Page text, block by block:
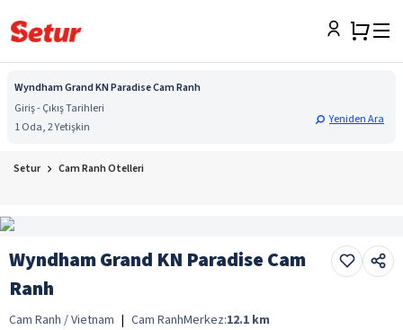
Wyndham Grand KN Paradise Cam Ranh
Giriş - Çıkış Tarihleri
1 Oda, 2 Yetişkin
Yeniden Ara
Setur Cam Ranh Otelleri
Wyndham Grand KN Paradise Cam
Ranh
Cam Ranh / Vietnam | Cam RanhMerkez:12.1 km